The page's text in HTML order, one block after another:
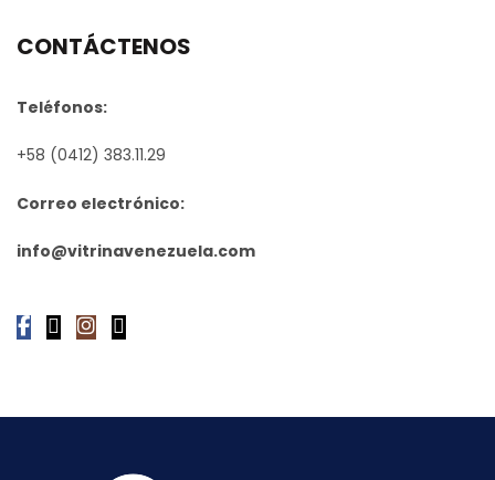
CONTÁCTENOS
Teléfonos:
+58 (0412) 383.11.29
Correo electrónico:
info@vitrinavenezuela.com